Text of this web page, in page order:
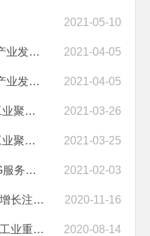
2021-05-10
《保山“十四五”通信和信息产业发展规划》解读 2021-04-05
保山市“十四五”通信和信息产业发展规划 2021-04-05
《关于2021年高质量推进工业聚集化 全面建设滇西工业重镇的工作方案》... 2021-03-26
《关于2021年高质量推进工业聚集化 全面建设滇西工业重镇的工作方案》 2021-03-25
工业和信息化部关于提升5G服务质量的通知 2021-02-03
【转载】为区域和全球经济增长注入强劲动力——解读区域全面经济伙伴关... 2020-11-16
《关于把保山建设成为滇西工业重镇的实施意见》政策解读材料 2020-08-14